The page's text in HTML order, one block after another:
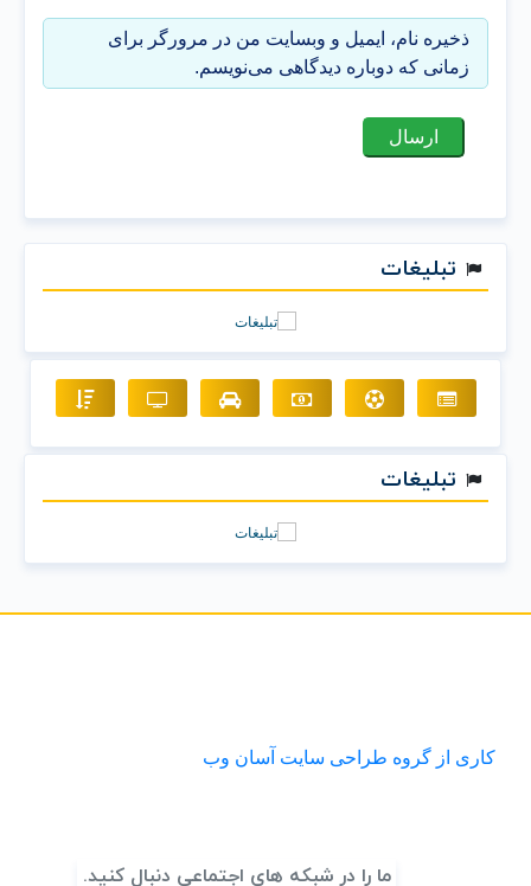
ذخیره نام، ایمیل و وبسایت من در مرورگر برای
زمانی که دوباره دیدگاهی می‌نویسم.
تبلیغات
تبلیغات
کاری از گروه طراحی سایت آسان وب
ما را در شبکه های اجتماعی دنبال کنید.